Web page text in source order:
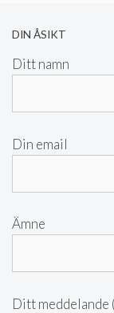
DIN ÅSIKT
Ditt namn
Din email
Ämne
Ditt